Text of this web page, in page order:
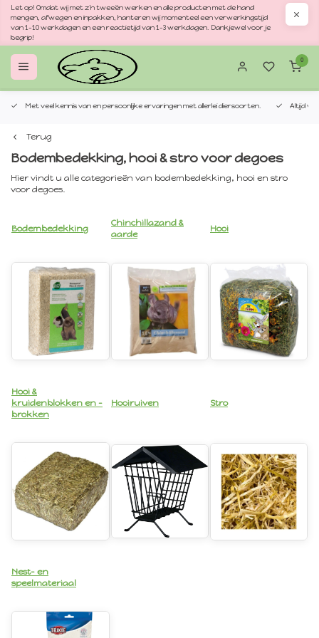
Let op! Omdat wij met z'n tweeën werken en alle producten met de hand
mengen, afwegen en inpakken, hanteren wij momenteel een verwerkingstijd
van 1–10 werkdagen en een reactietijd van 1–3 werkdagen. Dankjewel voor je
begrip!
0
Met veel kennis van en persoonlijke ervaringen met allerlei diersoorten. Altijd
Terug
Bodembedekking, hooi & stro voor degoes
Hier vindt u alle categorieën van bodembedekking, hooi en stro
voor degoes.
Bodembedekking
Chinchillazand &
aarde
Hooi
Hooi &
kruidenblokken en -
brokken
Hooiruiven Stro
Nest- en
speelmateriaal